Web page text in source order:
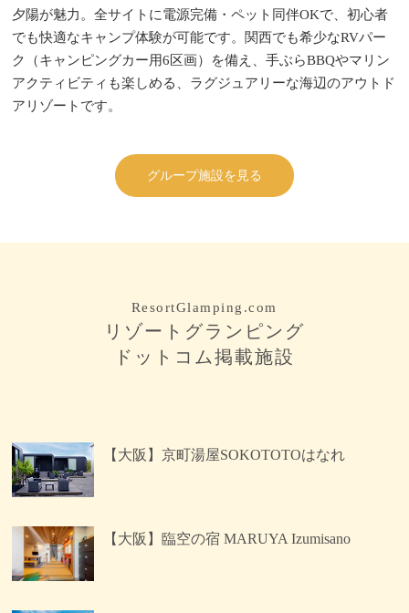
夕陽が魅力。全サイトに電源完備・ペット同伴OKで、初心者
でも快適なキャンプ体験が可能です。関西でも希少なRVパー
ク（キャンピングカー用6区画）を備え、手ぶらBBQやマリン
アクティビティも楽しめる、ラグジュアリーな海辺のアウトド
アリゾートです。
グループ施設を見る
ResortGlamping.com
リゾートグランピング
ドットコム掲載施設
【大阪】京町湯屋SOKOTOTOはなれ
【大阪】臨空の宿 MARUYA Izumisano